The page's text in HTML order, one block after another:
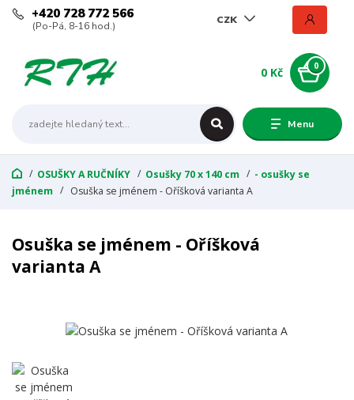
Menu
CZK
+420 728 772 566
(Po-Pá, 8-16 hod.)
0
0 Kč
OSUŠKY A RUČNÍKY Osušky 70 x 140 cm
- osušky se
jménem
Osuška se jménem - Oříšková varianta A
Osuška se jménem - Oříšková
varianta A